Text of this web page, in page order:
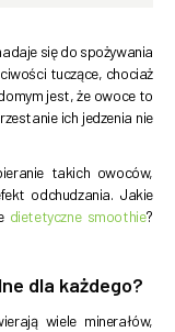
się do spożywania
tuczące, chociaż
jest, że owoce to
ich jedzenia nie
takich owoców,
odchudzania. Jakie
dietetyczne smoothie?
dla każdego?
wiele minerałów,